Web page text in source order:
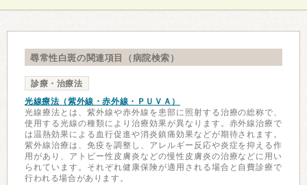
尋常性白斑の関連項目（病院検索）
診療・治療法
光線療法（紫外線・赤外線・ＰＵＶＡ）
光線療法とは、紫外線や赤外線を患部に照射する治療の総称で、
使用する光線の種類により治療効果が異なります。赤外線治療で
は温熱効果による血行促進や消炎鎮痛効果などが期待されます。
紫外線治療は、免疫を調整し、アレルギー反応や炎症を抑える作
用があり、アトピー性皮膚炎などの慢性皮膚炎の治療などに用い
られています。それぞれ健康保険が適用される場合と自費診療で
行われる場合があります。